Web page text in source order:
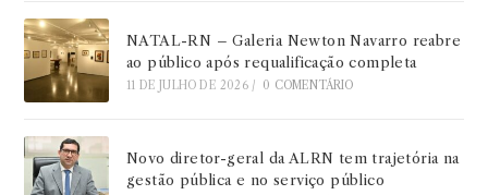
NATAL-RN – Galeria Newton Navarro reabre
ao público após requalificação completa
11 DE JULHO DE 2026 / 0 COMENTÁRIO
Novo diretor-geral da ALRN tem trajetória na
gestão pública e no serviço público